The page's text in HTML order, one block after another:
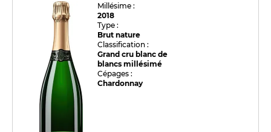
Millésime :
2018
Type :
Brut nature
Classification :
Grand cru blanc de
blancs millésimé
Cépages :
Chardonnay